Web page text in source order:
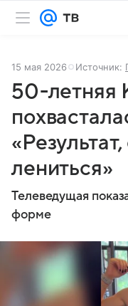
15 мая 2026 Источник:
50-летняя
лениться»
Телеведущая
форме